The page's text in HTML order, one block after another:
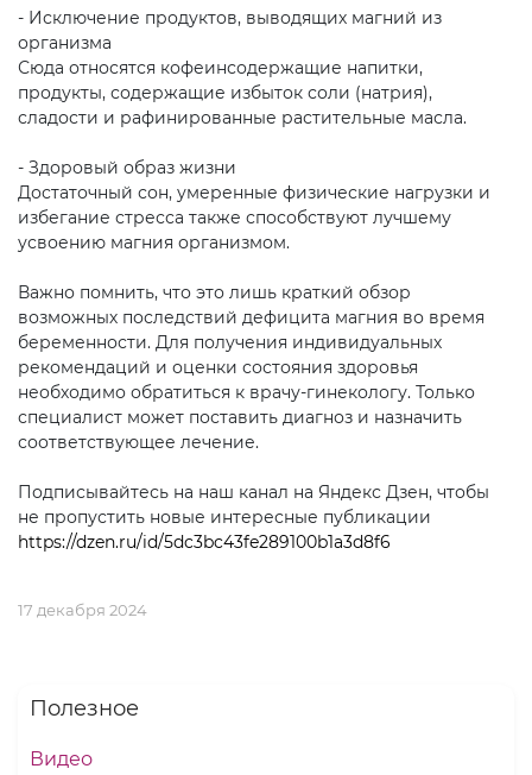
- Исключение продуктов, выводящих магний из
организма
Сюда относятся кофеинсодержащие напитки,
продукты, содержащие избыток соли (натрия),
сладости и рафинированные растительные масла.
- Здоровый образ жизни
Достаточный сон, умеренные физические нагрузки и
избегание стресса также способствуют лучшему
усвоению магния организмом.
Важно помнить, что это лишь краткий обзор
возможных последствий дефицита магния во время
беременности. Для получения индивидуальных
рекомендаций и оценки состояния здоровья
необходимо обратиться к врачу-гинекологу. Только
специалист может поставить диагноз и назначить
соответствующее лечение.
Подписывайтесь на наш канал на Яндекс Дзен, чтобы
не пропустить новые интересные публикации
https://dzen.ru/id/5dc3bc43fe289100b1a3d8f6
17 декабря 2024
Полезное
Видео